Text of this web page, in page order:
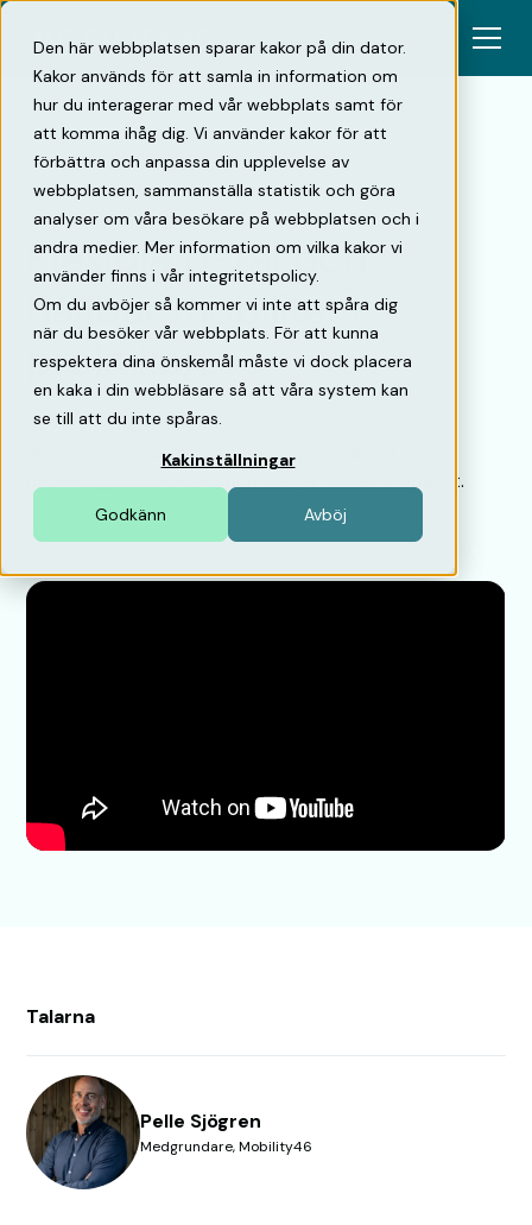
Den här webbplatsen sparar kakor på din dator.
Kakor används för att samla in information om
hur du interagerar med vår webbplats samt för
att komma ihåg dig. Vi använder kakor för att
förbättra och anpassa din upplevelse av
webbplatsen, sammanställa statistik och göra
analyser om våra besökare på webbplatsen och i
andra medier. Mer information om vilka kakor vi
använder finns i vår integritetspolicy.
Om du avböjer så kommer vi inte att spåra dig
när du besöker vår webbplats. För att kunna
respektera dina önskemål måste vi dock placera
en kaka i din webbläsare så att våra system kan
se till att du inte spåras.
Kakinställningar
Godkänn Avböj
Tillbaka
Flexibla p-tal och
hållbar mobilitet i
praktiken
Så kan fastighetsägare och kommuner optimera
användningen av parkeringsytor, förbättra
parkeringsupplevelsen och främja hållbar mobilitet.
Talarna
Pelle Sjögren
Medgrundare, Mobility46